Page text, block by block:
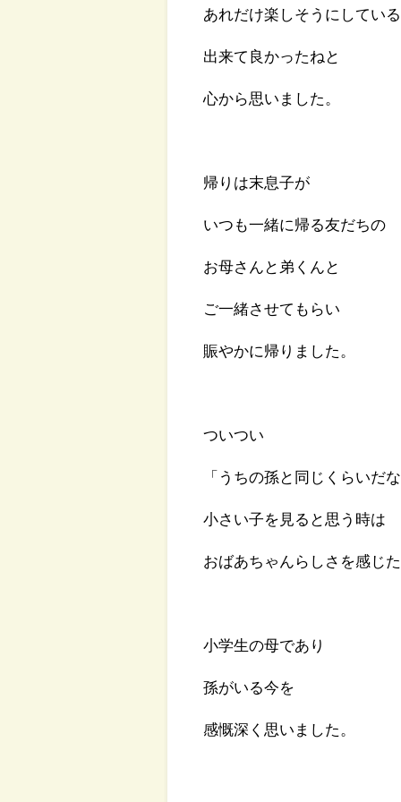
あれだけ楽しそうにしてい
出来て良かったねと
心から思いました。
帰りは末息子が
いつも一緒に帰る友だちの
お母さんと弟くんと
ご一緒させてもらい
賑やかに帰りました。
ついつい
「うちの孫と同じくらいだ
小さい子を見ると思う時は
おばあちゃんらしさを感じた
小学生の母であり
孫がいる今を
感慨深く思いました。